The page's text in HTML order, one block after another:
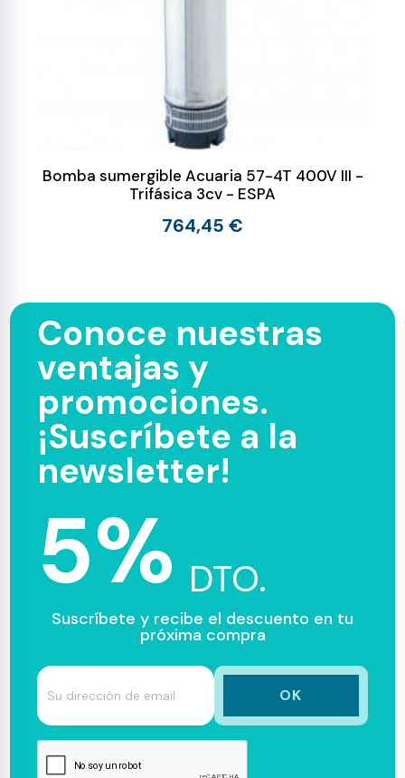
Bomba sumergible Acuaria 57-4T 400V III -
Trifásica 3cv - ESPA
764,45 €
Conoce nuestras
ventajas y
promociones.
¡Suscríbete a la
newsletter!
5% DTO.
Suscríbete y recibe el descuento en tu
próxima compra